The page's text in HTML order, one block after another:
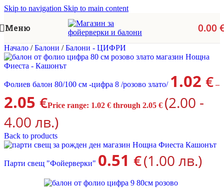
Skip to navigation Skip to main content
Меню 0.00
Начало / Балони / Балони - ЦИФРИ
Фолиев балон 80/100 см -цифра 8 /розово злато/ 1.02 € –
2.05 €Price range: 1.02 € through 2.05 € (2.00 -
4.00 лв.)
Back to products
Парти свещ "Фойерверки" 0.51 €(1.00 лв.)